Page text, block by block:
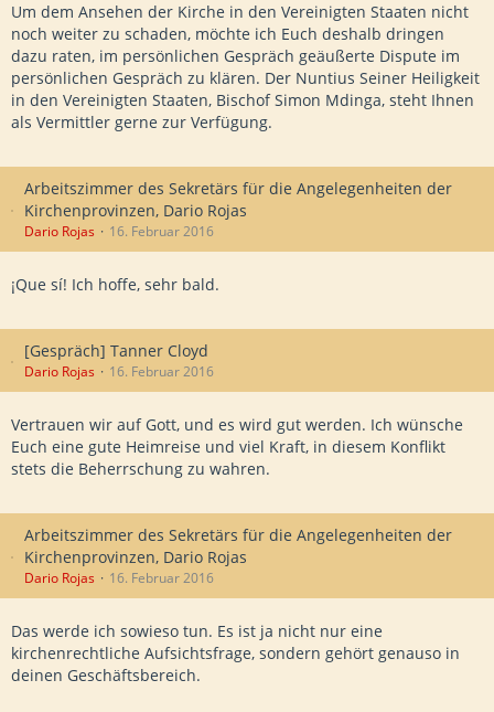
Um dem Ansehen der Kirche in den Vereinigten Staaten nicht
noch weiter zu schaden, möchte ich Euch deshalb dringen
dazu raten, im persönlichen Gespräch geäußerte Dispute im
persönlichen Gespräch zu klären. Der Nuntius Seiner Heiligkeit
in den Vereinigten Staaten, Bischof Simon Mdinga, steht Ihnen
als Vermittler gerne zur Verfügung.
Arbeitszimmer des Sekretärs für die Angelegenheiten der
Kirchenprovinzen, Dario Rojas
Dario Rojas 16. Februar 2016
¡Que sí! Ich hoffe, sehr bald.
[Gespräch] Tanner Cloyd
Dario Rojas 16. Februar 2016
Vertrauen wir auf Gott, und es wird gut werden. Ich wünsche
Euch eine gute Heimreise und viel Kraft, in diesem Konflikt
stets die Beherrschung zu wahren.
Arbeitszimmer des Sekretärs für die Angelegenheiten der
Kirchenprovinzen, Dario Rojas
Dario Rojas 16. Februar 2016
Das werde ich sowieso tun. Es ist ja nicht nur eine
kirchenrechtliche Aufsichtsfrage, sondern gehört genauso in
deinen Geschäftsbereich.